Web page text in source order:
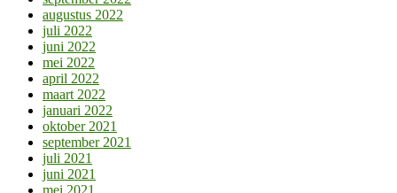
augustus 2022
juli 2022
juni 2022
mei 2022
april 2022
maart 2022
januari 2022
oktober 2021
september 2021
juli 2021
juni 2021
mei 2021